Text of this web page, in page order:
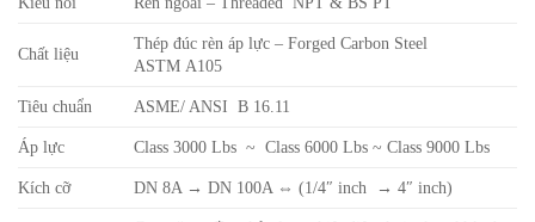
Chất liệu
Thép đúc rèn áp lực – Forged Carbon Steel
ASTM A105
Tiêu chuẩn ASME/ ANSI B 16.11
Áp lực Class 3000 Lbs ~ Class 6000 Lbs ~ Class 9000 Lbs
Kích cỡ DN 8A → DN 100A ⇔ (1/4″ inch → 4″ inch)